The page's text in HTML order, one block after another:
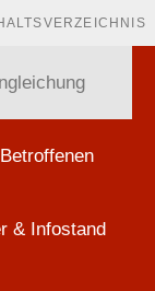
& Infostand